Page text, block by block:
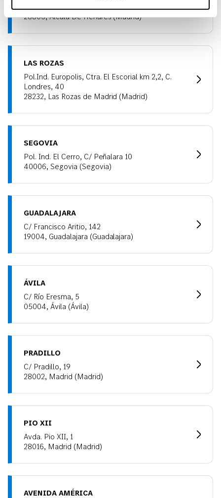
Calle Euclides, 37
28806, Alcalá De Henares (Madrid)
LAS ROZAS
Pol.Ind. Europolis, Ctra. El Escorial km 2,2, C.
Londres, 40
28232, Las Rozas de Madrid (Madrid)
SEGOVIA
Pol. Ind. El Cerro, C/ Peñalara 10
40006, Segovia (Segovia)
GUADALAJARA
C/ Francisco Aritio, 142
19004, Guadalajara (Guadalajara)
ÁVILA
C/ Río Eresma, 5
05004, Ávila (Ávila)
PRADILLO
C/ Pradillo, 19
28002, Madrid (Madrid)
PIO XII
Avda. Pio XII, 1
28016, Madrid (Madrid)
AVENIDA AMÉRICA